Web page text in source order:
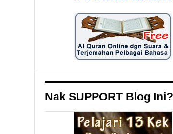
Nak SUPPORT Blog Ini?